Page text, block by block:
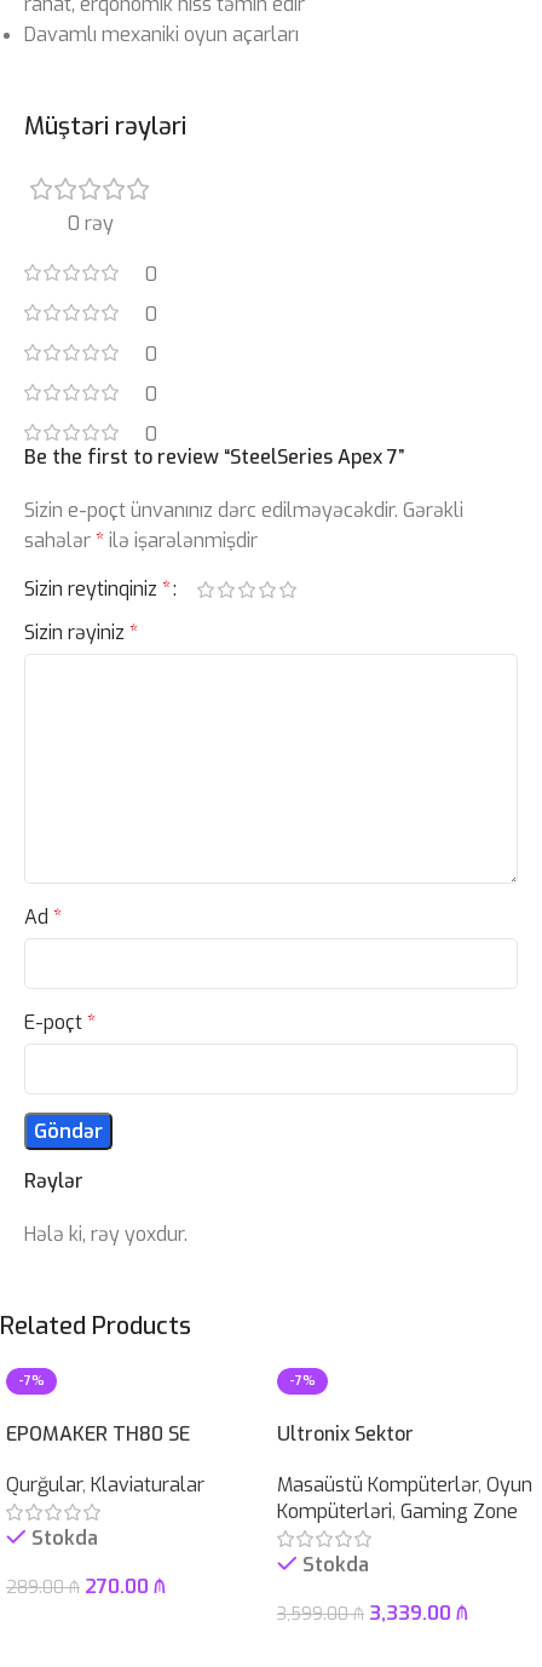
Davamlı mexaniki oyun açarları
Müştəri rəyləri
0 rəy
0
0
0
0
0
Rəylər
Hələ ki, rəy yoxdur.
Be the first to review “SteelSeries Apex 7”
Sizin e-poçt ünvanınız dərc edilməyəcəkdir. Gərəkli
sahələr*ilə işarələnmişdir
Sizin reytinqiniz *
Sizin rəyiniz *
Ad *
E-poçt*
Related Products
-7%
EPOMAKER TH80 SE
Qurğular, Klaviaturalar
Stokda
289.00₼ 270.00 ₼
-7%
Ultronix Sektor
Masaüstü Kompüterlər, Oyun
Kompüterləri, Gaming Zone
Stokda
3,599.00₼ 3,339.00 ₼